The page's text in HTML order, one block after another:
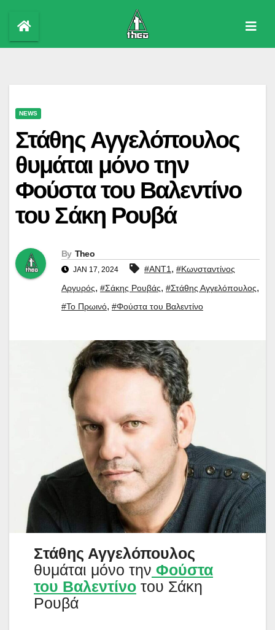
content
NEWS
Στάθης Αγγελόπουλος
θυμάται μόνο την
Φούστα του Βαλεντίνο
του Σάκη Ρουβά
By Theo
JAN 17, 2024 #ΑΝΤ1, #Κωνσταντίνος
Αργυρός, #Σάκης Ρουβάς, #Στάθης Αγγελόπουλος,
#Το Πρωινό, #Φούστα του Βαλεντίνο
Στάθης Αγγελόπουλος
θυμάται μόνο την Φούστα
του Βαλεντίνο του Σάκη
Ρουβά